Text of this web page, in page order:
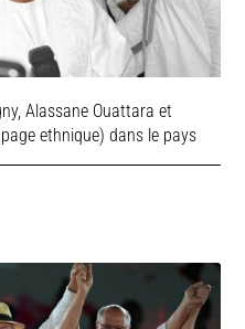
Alassane Ouattara et
ethnique) dans le pays